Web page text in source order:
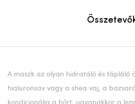
A maszk az olyan hidratáló és tápláló
hialuronsav vagy a shea vaj, a
kondicionálja a bőrt, ugyanakkor a